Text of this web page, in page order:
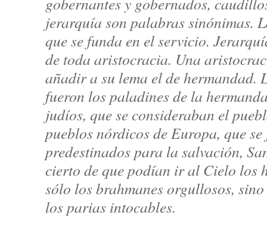
jerarquía son palabras sinónimas.
que se funda en el servicio.
de toda aristocracia. Una
añadir a su lema el de hermandad.
fueron los paladines de la
judíos, que se consideraban el
pueblos nórdicos de Europa, que
predestinados para la salvación,
cierto de que podían ir al Cielo los
sólo los brahmanes orgullosos,
los parias intocables.